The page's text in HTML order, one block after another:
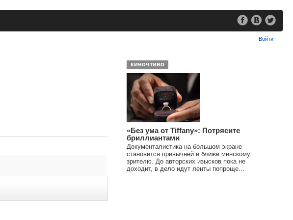
Войти
киночтиво
«Без ума от Tiffany»: Потрясите
бриллиантами
Документалистика на большом экране
становится привычней и ближе минскому
зрителю. До авторских изысков пока не
доходит, в дело идут ленты попроще...